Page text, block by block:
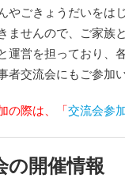
やごきょうだいをは
ませんので、ご家族
運営を担っており、
者交流会にもご参加
の際は、「交流会参
の開催情報